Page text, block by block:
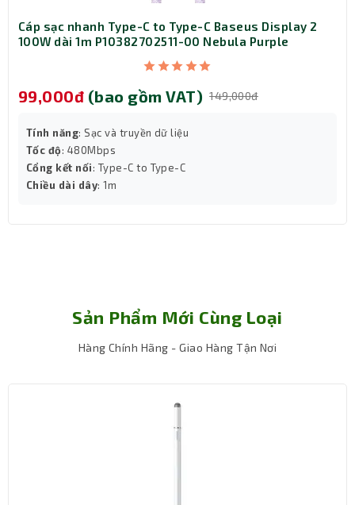
Sử dụng công nghệ Bluetooth 5.3 mới nhất, cung cấp tốc
độ truyền tải nhanh, phạm vi kết nối xa, và hiệu suất tốt
hơn so với các phiên bản trước.
Cáp sạc nhanh Type-C to Type-C Baseus Display 2
100W dài 1m P10382702511-00 Nebula Purple
99,000đ (bao gồm VAT) 149,000đ
Tính năng: Sạc và truyền dữ liệu
Tốc độ: 480Mbps
Cổng kết nối: Type-C to Type-C
Chiều dài dây: 1m
Sản Phẩm Mới Cùng Loại
Hàng Chính Hãng - Giao Hàng Tận Nơi